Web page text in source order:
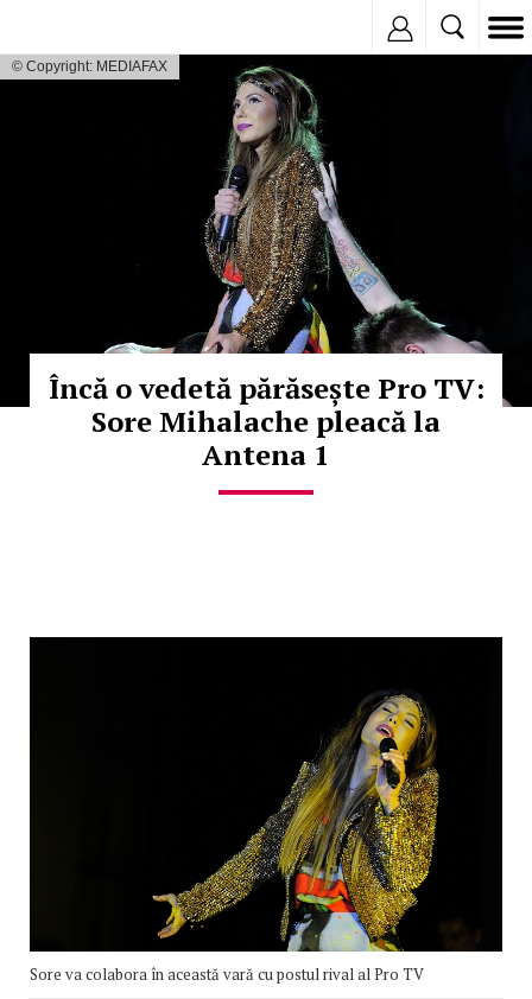
© Copyright: MEDIAFAX
Încă o vedetă părăsește Pro TV:
Sore Mihalache pleacă la
Antena 1
Sore va colabora în această vară cu postul rival al Pro TV